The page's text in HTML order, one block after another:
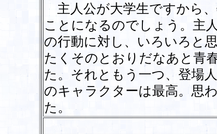
主人公が大学生ですから
ことになるのでしょう。主
の行動に対し、いろいろと
たくそのとおりだなあと青
た。それともう一つ、登場
のキャラクターは最高。思
た。